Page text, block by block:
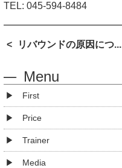
TEL: 045-594-8484
リバウンドの原因につ...
Menu
First
Price
Trainer
Media